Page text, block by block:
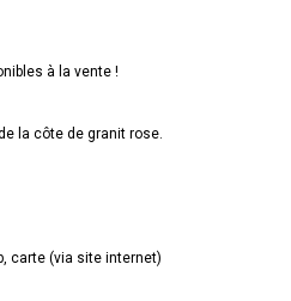
à la vente !
la côte de granit rose.
carte (via site internet)